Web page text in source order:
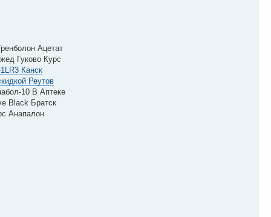
Ацетат
Гуково Курс
1LR3 Канск
Реутов
10 В Аптеке
Black Братск
Анапалон